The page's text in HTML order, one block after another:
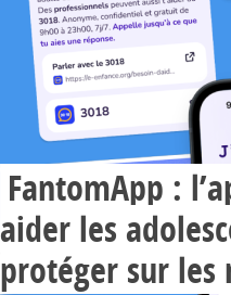
FantomApp :
aider les
protéger sur les